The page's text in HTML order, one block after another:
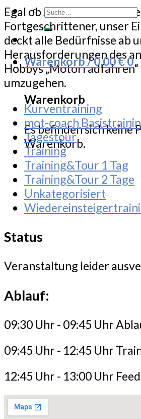
Suche
nach:
Warenkorb /0,00€0
Warenkorb
Es befinden sich keine
Warenkorb.
Egal ob Anfänger,
Fortgeschrittener, unser
deckt alle Bedürfnisse ab
Herausforderungen des
Hobbys
umzugehen.
Kurventraining
mot-coach
Tagestour
Training
Training&Tour 1 Tag
Training&Tour 2 Tage
Unkategorisiert
Status
Veranstaltung leider
Ablauf:
09:30 Uhr - 09:45 Uhr
09:45 Uhr - 12:45 Uhr
12:45 Uhr - 13:00 Uhr